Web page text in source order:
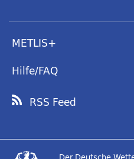
METLIS+
Hilfe/FAQ
RSS Feed